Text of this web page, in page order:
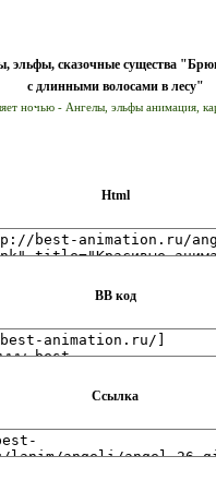
эльфы, сказочные существа
с длинными волосами в лесу"
Html
BB код
Ссылка